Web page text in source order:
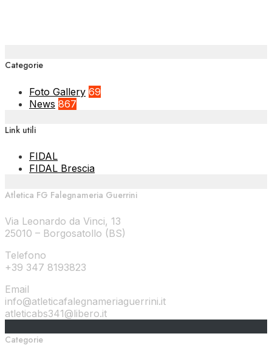
Categorie
Foto Gallery 69
News 867
Link utili
FIDAL
FIDAL Brescia
Atletica FG Falegnameria Guerrini
Via Leonardo da Vinci, 13
25010 – Borgosatollo (BS)
Telefono
+39 347 8193823
Email
info@atleticafalegnameriaguerrini.it
atleticabs341@libero.it
Categorie